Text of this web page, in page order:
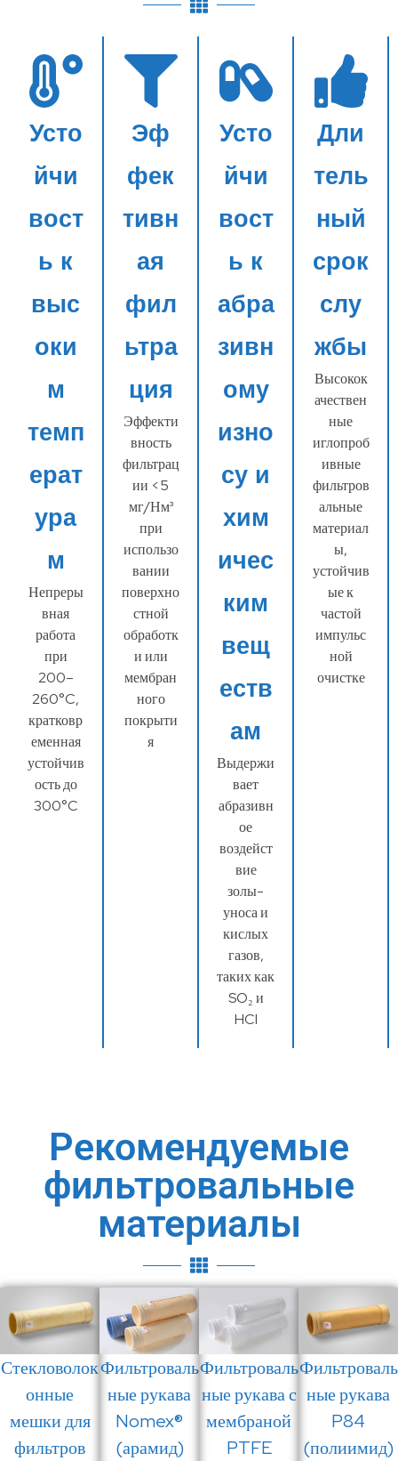
Усто
йчи
вост
ь к
выс
оки
м
темп
ерат
ура
м
Непреры
вная
работа
при
200–
260°C,
кратковр
еменная
устойчив
ость до
300°C
Эф
фек
тивн
ая
фил
ьтра
ция
Эффекти
вность
фильтрац
ии <5
мг/Нм³
при
использо
вании
поверхно
стной
обработк
и или
мембран
ного
покрыти
я
Усто
йчи
вост
ь к
абра
зивн
ому
изно
су и
хим
ичес
ким
вещ
еств
ам
Выдержи
вает
абразивн
ое
воздейст
вие
золы-
уноса и
кислых
газов,
таких как
SO₂ и
HCl
Дли
тель
ный
срок
слу
жбы
Высокок
ачествен
ные
иглопроб
ивные
фильтров
альные
материал
ы,
устойчив
ые к
частой
импульс
ной
очистке
Рекомендуемые
фильтровальные
материалы
Стекловолок
онные
мешки для
фильтров
Фильтроваль
ные рукава
Nomex®
(арамид)
Фильтроваль
ные рукава с
мембраной
PTFE
Фильтроваль
ные рукава
P84
(полиимид)